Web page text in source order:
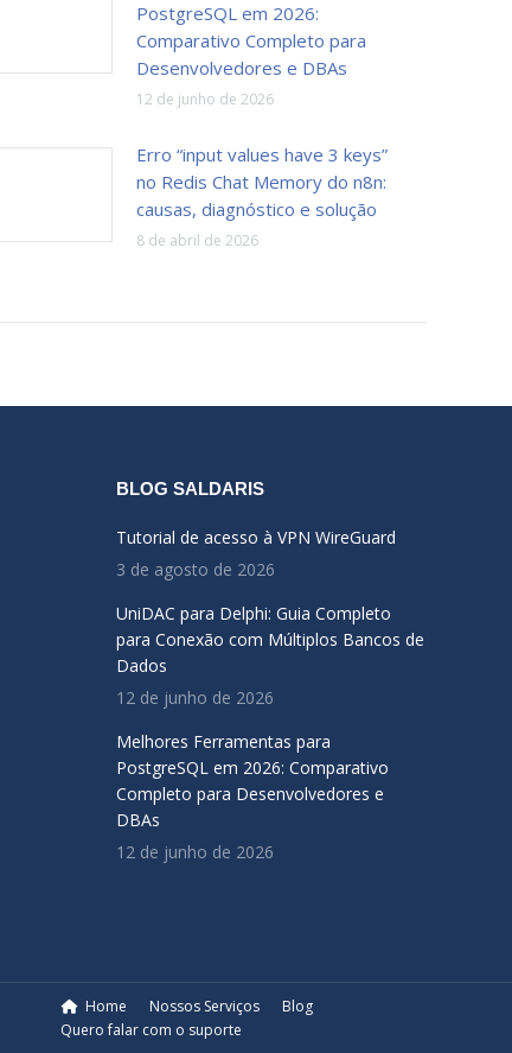
PostgreSQL em 2026:
Comparativo Completo para
Desenvolvedores e DBAs
12 de junho de 2026
Erro “input values have 3 keys”
no Redis Chat Memory do n8n:
causas, diagnóstico e solução
8 de abril de 2026
BLOG SALDARIS
Tutorial de acesso à VPN WireGuard
3 de agosto de 2026
UniDAC para Delphi: Guia Completo
para Conexão com Múltiplos Bancos de
Dados
12 de junho de 2026
Melhores Ferramentas para
PostgreSQL em 2026: Comparativo
Completo para Desenvolvedores e
DBAs
12 de junho de 2026
Home Nossos Serviços
Blog
Quero falar com o suporte